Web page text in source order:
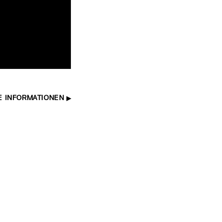
INFORMATIONEN